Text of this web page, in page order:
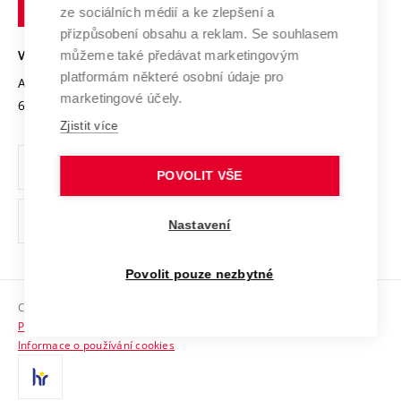
Open Science
Projekty
Projekty ze strukturálních fondů
Specifický výzkum
Mezinárodní dohody
Univerzitní sítě
Bezpečná univerzita
Vyznamenání
Organizační struktura
Ochrana osobních údajů
odkaz)
Sociální bezpečí
HR Award
Kontakty
Brně
VYSOKÉ UČENÍ TECHNICKÉ V BRNĚ
Antonínská 548/1
602 00 Brno
www.vut.cz
vut@vutbr.cz
Copyright © 2026 VUT
Prohlášení o přístupnosti
Informace o používání cookies
ze sociálních médií a ke zlepšení a
přizpůsobení obsahu a reklam. Se souhlasem
můžeme také předávat marketingovým
platformám některé osobní údaje pro
marketingové účely.
Zjistit více
POVOLIT VŠE
Nastavení
Povolit pouze nezbytné